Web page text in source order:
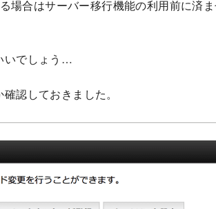
場合はサーバー移行機能の利用前に済
いでしょう…
認しておきました。